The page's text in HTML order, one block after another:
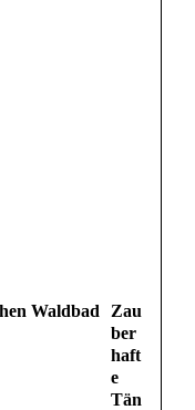
Zau
ber
haft
e
Tän